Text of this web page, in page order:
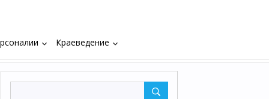
keyboard_arrow_down Краеведение keyboard_arrow_down